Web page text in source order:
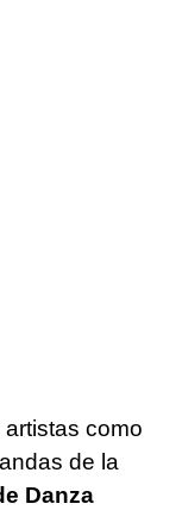
como
de la
Danza